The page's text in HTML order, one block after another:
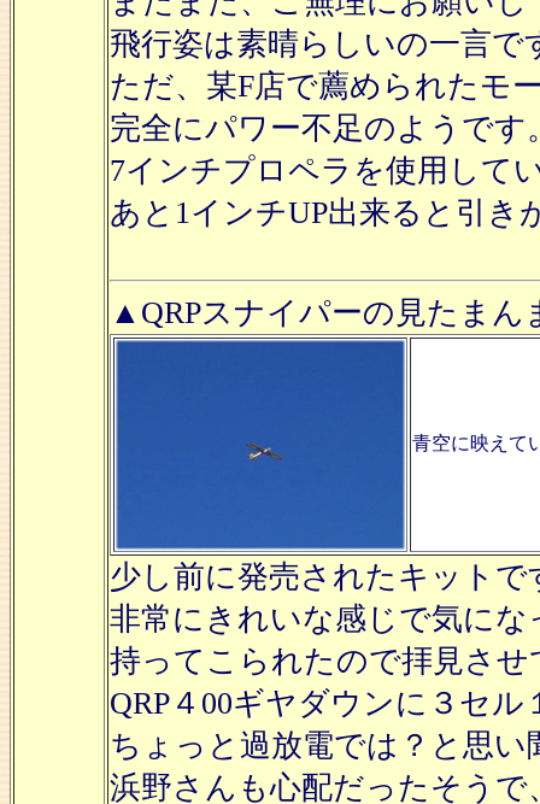
飛行姿は素晴らしいの一言で
ただ、某F店で薦められたモ
完全にパワー不足のようです
7インチプロペラを使用して
あと1インチUP出来ると引き
▲QRPスナイパーの見たま
青空に映えて
少し前に発売されたキットで
非常にきれいな感じで気に
持ってこられたので拝見さ
QRP４00ギヤダウンに３セ
ちょっと過放電では？と思
浜野さんも心配だったそう